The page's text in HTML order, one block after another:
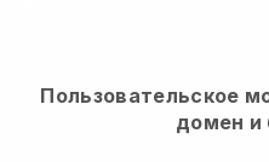
Пользовательское
домен и